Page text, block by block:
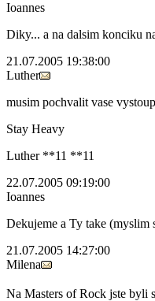
Ioannes
Diky... a na dalsim konciku
21.07.2005 19:38:00
Luther
musim pochvalit vase
Stay Heavy
Luther **11 **11
22.07.2005 09:19:00
Ioannes
Dekujeme a Ty take (myslim
21.07.2005 14:27:00
Milena
Na Masters of Rock jste